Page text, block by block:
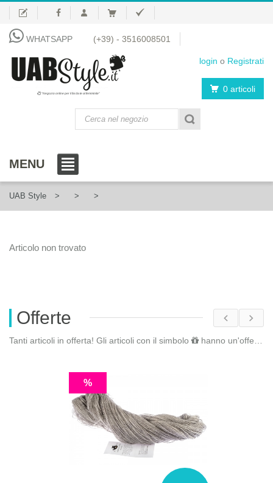
WHATSAPP (+39) - 3516008501
login o Registrati
"Negozio online per il fai da te al femminile" 0 articoli
MENU
UAB Style
Articolo non trovato
Offerte
Tanti articoli in offerta! Gli articoli con il simbolo hanno un'offerta riservata. Fai il
%